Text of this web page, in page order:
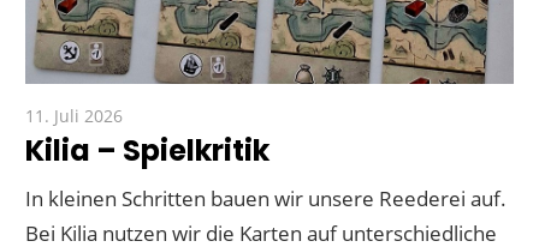
11. Juli 2026
Kilia – Spielkritik
In kleinen Schritten bauen wir unsere Reederei auf.
Bei Kilia nutzen wir die Karten auf unterschiedliche